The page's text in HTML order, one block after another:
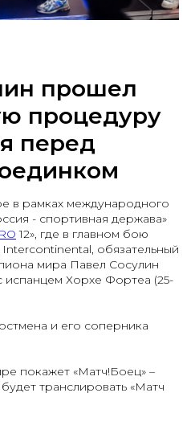
прошел
процедуру
перед
в рамках международного
- спортивная держава»
12», где в главном бою
обязательный
мира Павел Сосулин
испанцем Хорхе Фортеа (25-
и его соперника
покажет «Матч!Боец» –
транслировать «Матч